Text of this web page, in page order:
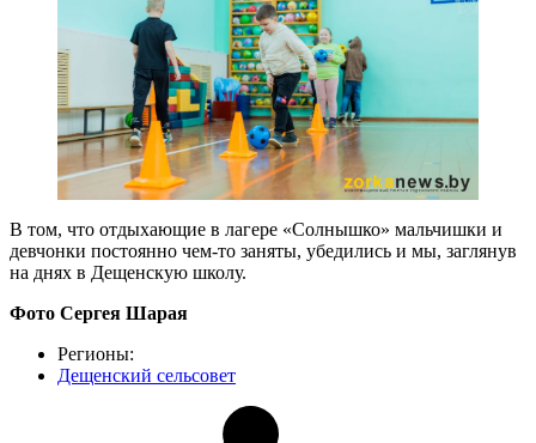
В том, что отдыхающие в лагере «Солнышко» мальчишки и
девчонки постоянно чем-то заняты, убедились и мы, заглянув
на днях в Дещенскую школу.
Фото Сергея Шарая
Регионы:
Дещенский сельсовет